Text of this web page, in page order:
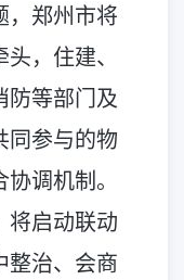
，郑州市将
，住建、
防等部门及
同参与的物
调机制。
将启动联动
整治、会商